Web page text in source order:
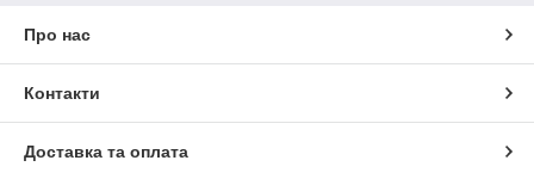
Про нас
Контакти
Доставка та оплата